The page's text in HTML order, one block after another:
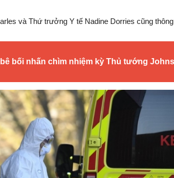
và Thứ trưởng Y tế Nadine Dorries cũng
bối nhấn chìm nhiệm kỳ Thủ tướng